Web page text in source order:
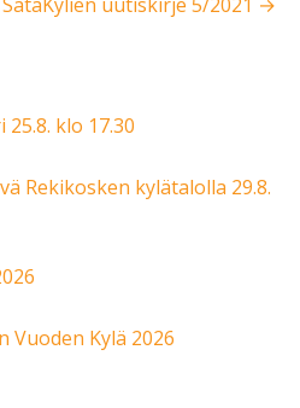
klo 17.30
Rekikosken kylätalolla 29.8.
Kylä 2026